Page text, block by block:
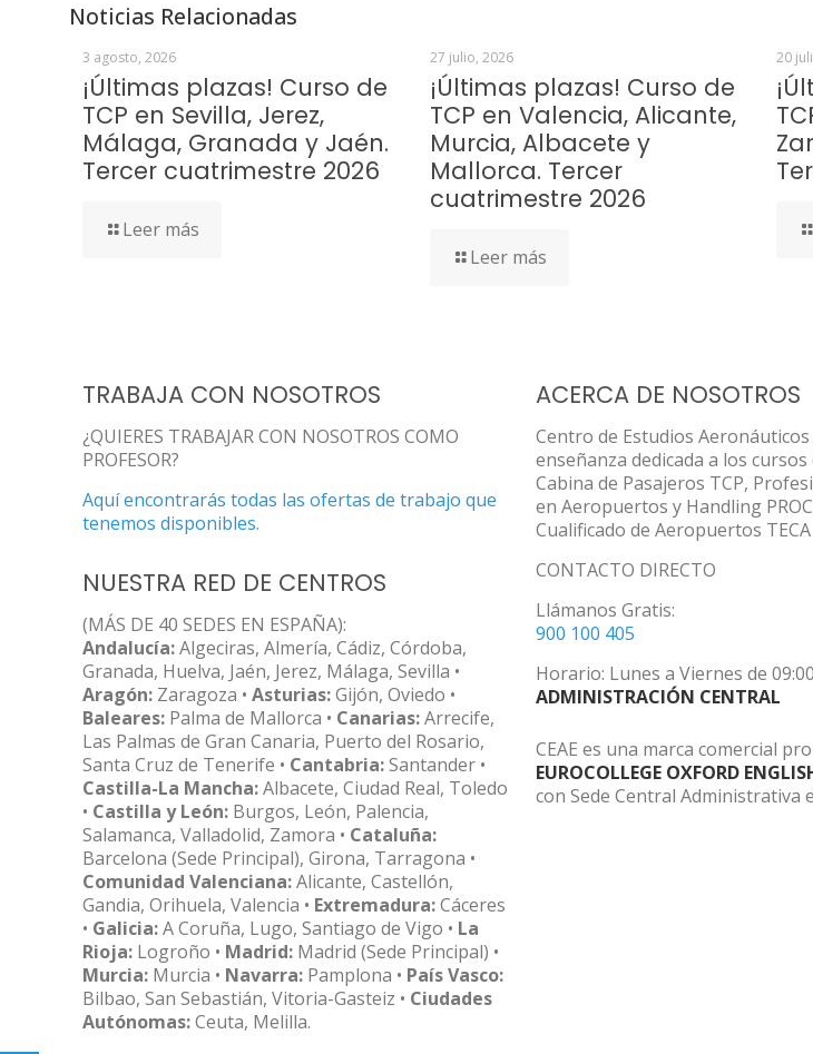
Noticias Relacionadas
3 agosto, 2026
¡Últimas plazas! Curso de
TCP en Sevilla, Jerez,
Málaga, Granada y Jaén.
Tercer cuatrimestre 2026
Leer más
27 julio, 2026
¡Últimas plazas! Curso de
TCP en Valencia, Alicante,
Murcia, Albacete y
Mallorca. Tercer
cuatrimestre 2026
Leer más
20
TRABAJA CON NOSOTROS
¿QUIERES TRABAJAR CON NOSOTROS COMO
PROFESOR?
Aquí encontrarás todas las ofertas de trabajo que
tenemos disponibles.
NUESTRA RED DE CENTROS
(MÁS DE 40 SEDES EN ESPAÑA):
Andalucía:Algeciras, Almería, Cádiz, Córdoba,
Granada, Huelva, Jaén, Jerez, Málaga, Sevilla •
Aragón: Zaragoza • Asturias:Gijón, Oviedo •
Baleares: Palma de Mallorca • Canarias:Arrecife,
Las Palmas de Gran Canaria, Puerto del Rosario,
Santa Cruz de Tenerife • Cantabria:Santander •
Castilla-La Mancha:Albacete, Ciudad Real, Toledo
• Castilla y León: Burgos, León, Palencia,
Salamanca, Valladolid, Zamora • Cataluña:
Barcelona (Sede Principal), Girona, Tarragona •
Comunidad Valenciana:Alicante, Castellón,
Gandia, Orihuela, Valencia • Extremadura:Cáceres
• Galicia:A Coruña, Lugo, Santiago de Vigo • La
Rioja: Logroño • Madrid: Madrid (Sede Principal) •
Murcia: Murcia • Navarra: Pamplona • País Vasco:
Bilbao, San Sebastián, Vitoria-Gasteiz • Ciudades
Autónomas:Ceuta, Melilla.
ACERCA DE NOSOTROS
Centro de Estudios Aeronáuticos
enseñanza dedicada a los
Cabina de Pasajeros TCP,
en Aeropuertos y Handling
Cualificado de Aeropuertos TECA
CONTACTO DIRECTO
Llámanos Gratis:
900 100 405
Horario: Lunes a Viernes de
ADMINISTRACIÓN CENTRAL
CEAE es una marca comercial
EUROCOLLEGE OXFORD
con Sede Central Administrativa